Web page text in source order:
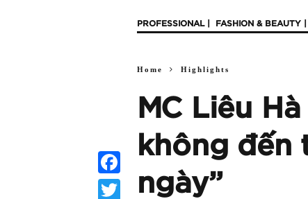
PROFESSIONAL FASHION & BEAUTY
Home Highlights
MC Liêu
không đến
ngày”
Facebook